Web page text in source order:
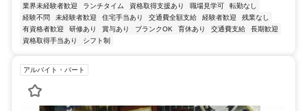
業界未経験者歓迎 ランチタイム 資格取得支援あり 職場見学可
転勤なし
経験不問
未経験者歓迎 住宅手当あり 交通費全額支給 経験者歓迎
残業なし
有資格者歓迎
研修あり 賞与あり ブランクOK 育休あり 交通費支給
長期歓迎
資格取得手当あり
シフト制
アルバイト・パート